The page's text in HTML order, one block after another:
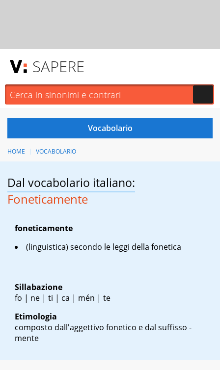
SAPERE
HOME VOCABOLARIO
Dal vocabolario italiano:
Foneticamente
foneticamente
(linguistica) secondo le leggi della fonetica
Sillabazione
fo | ne | ti | ca | mén | te
Etimologia
composto dall'aggettivo fonetico e dal suffisso -
mente